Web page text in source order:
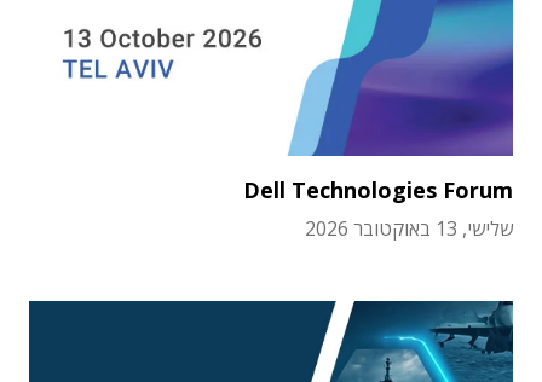
Dell Technologies Forum
שלישי, 13 באוקטובר 2026